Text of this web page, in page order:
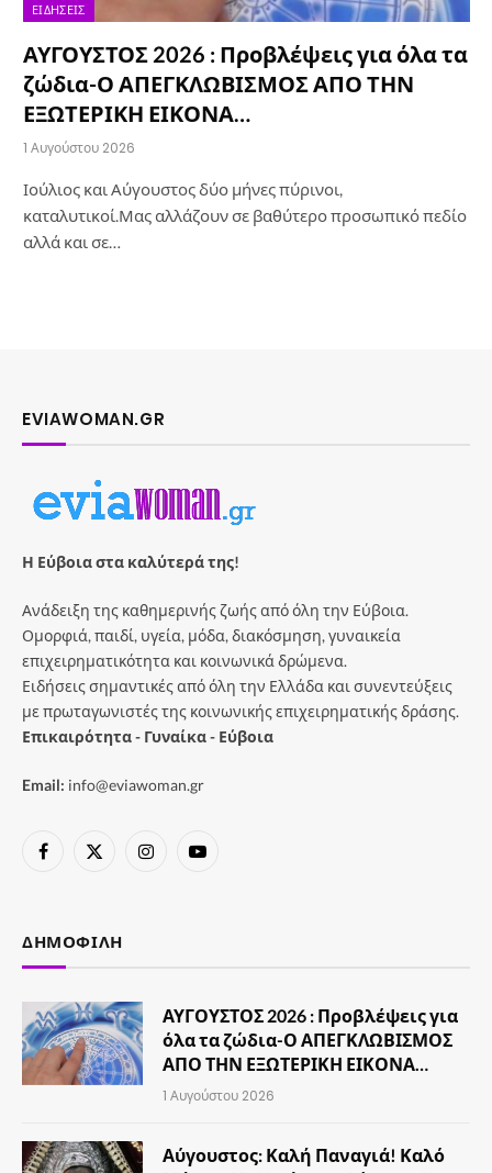
ΕΙΔΉΣΕΙΣ
ΑΥΓΟΥΣΤΟΣ 2026 : Προβλέψεις για όλα τα
ζώδια-Ο ΑΠΕΓΚΛΩΒΙΣΜΟΣ ΑΠΟ ΤΗΝ
ΕΞΩΤΕΡΙΚΗ ΕΙΚΟΝΑ…
1 Αυγούστου 2026
Ιούλιος και Αύγουστος δύο μήνες πύρινοι,
καταλυτικοί.Μας αλλάζουν σε βαθύτερο προσωπικό πεδίο
αλλά και σε…
EVIAWOMAN.GR
Η Εύβοια στα καλύτερά της!
Ανάδειξη της καθημερινής ζωής από όλη την Εύβοια.
Ομορφιά, παιδί, υγεία, μόδα, διακόσμηση, γυναικεία
επιχειρηματικότητα και κοινωνικά δρώμενα.
Ειδήσεις σημαντικές από όλη την Ελλάδα και συνεντεύξεις
με πρωταγωνιστές της κοινωνικής επιχειρηματικής δράσης.
Επικαιρότητα - Γυναίκα - Εύβοια
Email: info@eviawoman.gr
Facebook
X
InstagramYouTube
ΔΗΜΟΦΙΛΉ
ΑΥΓΟΥΣΤΟΣ 2026 : Προβλέψεις για
όλα τα ζώδια-Ο ΑΠΕΓΚΛΩΒΙΣΜΟΣ
ΑΠΟ ΤΗΝ ΕΞΩΤΕΡΙΚΗ ΕΙΚΟΝΑ…
1 Αυγούστου 2026
Αύγουστος: Καλή Παναγιά! Καλό